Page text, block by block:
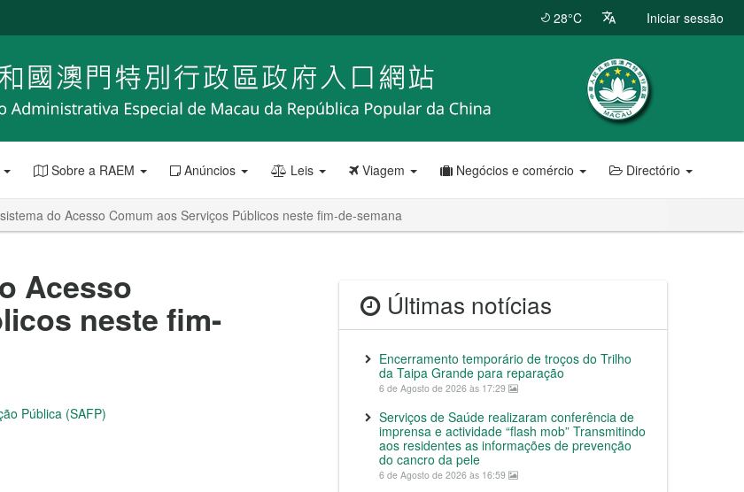
28°C Iniciar sessão
Sobre a RAEM Anúncios Leis Viagem Negócios e comércio Directório
do Acesso Comum aos Serviços Públicos neste fim-de-semana
Acesso
neste fim-
Pública (SAFP)
Últimas notícias
Encerramento temporário de troços do Trilho
da Taipa Grande para reparação
6 de Agosto de 2026 às 17:29
Serviços de Saúde realizaram conferência de
imprensa e actividade “flash mob” Transmitindo
aos residentes as informações de prevenção
do cancro da pele
6 de Agosto de 2026 às 16:59